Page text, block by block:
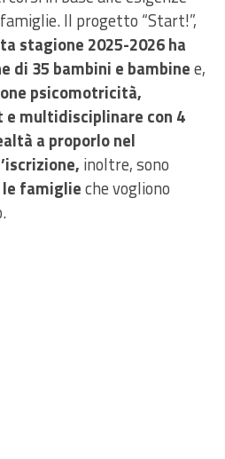
Il progetto “Start!”,
stagione 2025-2026 ha
di 35 bambini e bambinee,
psicomotricità,
multidisciplinare con 4
a proporlo nel
inoltre, sono
famiglieche vogliono